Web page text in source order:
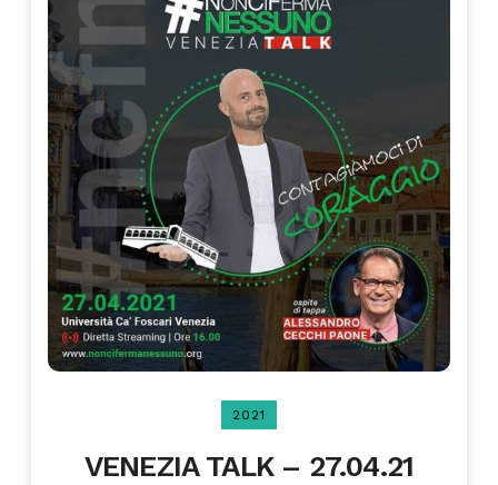
2021
VENEZIA TALK – 27.04.21